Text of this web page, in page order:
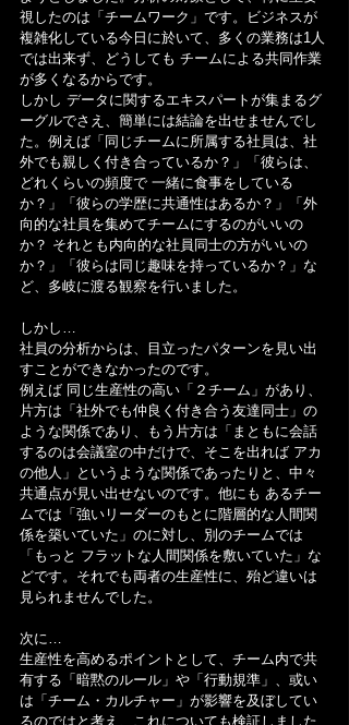
視したのは「チームワーク」です。ビジネスが
複雑化している今日に於いて、多くの業務は1人
では出来ず、どうしても チームによる共同作業
が多くなるからです。
しかし データに関するエキスパートが集まるグ
ーグルでさえ、簡単には結論を出せませんでし
た。例えば「同じチームに所属する社員は、社
外でも親しく付き合っているか？」「彼らは、
どれくらいの頻度で 一緒に食事をしている
か？」「彼らの学歴に共通性はあるか？」「外
向的な社員を集めてチームにするのがいいの
か？ それとも内向的な社員同士の方がいいの
か？」「彼らは同じ趣味を持っているか？」な
ど、多岐に渡る観察を行いました。
しかし…
社員の分析からは、目立ったパターンを見い出
すことができなかったのです。
例えば 同じ生産性の高い「２チーム」があり、
片方は「社外でも仲良く付き合う友達同士」の
ような関係であり、もう片方は「まともに会話
するのは会議室の中だけで、そこを出れば アカ
の他人」というような関係であったりと、中々
共通点が見い出せないのです。他にも あるチー
ムでは「強いリーダーのもとに階層的な人間関
係を築いていた」のに対し、別のチームでは
「もっと フラットな人間関係を敷いていた」な
どです。それでも両者の生産性に、殆ど違いは
見られませんでした。
次に…
生産性を高めるポイントとして、チーム内で共
有する「暗黙のルール」や「行動規準」、或い
は「チーム・カルチャー」が影響を及ぼしてい
るのではと考え、これについても検証しました